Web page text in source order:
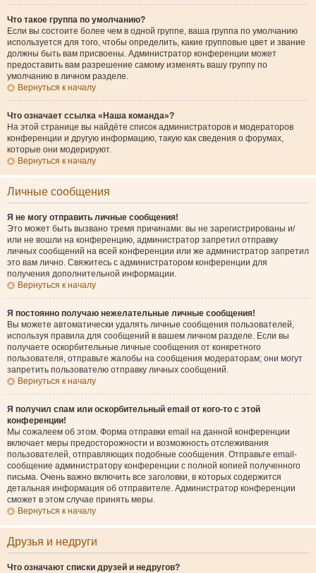
Что такое группа по умолчанию?
Если вы состоите более чем в одной группе, ваша группа по умолчанию
используется для того, чтобы определить, какие групповые цвет и звание
должны быть вам присвоены. Администратор конференции может
предоставить вам разрешение самому изменять вашу группу по
умолчанию в личном разделе.
Вернуться к началу
Что означает ссылка «Наша команда»?
На этой странице вы найдёте список администраторов и модераторов
конференции и другую информацию, такую как сведения о форумах,
которые они модерируют.
Вернуться к началу
Личные сообщения
Я не могу отправить личные сообщения!
Это может быть вызвано тремя причинами: вы не зарегистрированы и/
или не вошли на конференцию, администратор запретил отправку
личных сообщений на всей конференции или же администратор запретил
это вам лично. Свяжитесь с администратором конференции для
получения дополнительной информации.
Вернуться к началу
Я постоянно получаю нежелательные личные сообщения!
Вы можете автоматически удалять личные сообщения пользователей,
используя правила для сообщений в вашем личном разделе. Если вы
получаете оскорбительные личные сообщения от конкретного
пользователя, отправьте жалобы на сообщения модераторам; они могут
запретить пользователю отправку личных сообщений.
Вернуться к началу
Я получил спам или оскорбительный email от кого-то с этой
конференции!
Мы сожалеем об этом. Форма отправки email на данной конференции
включает меры предосторожности и возможность отслеживания
пользователей, отправляющих подобные сообщения. Отправьте email-
сообщение администратору конференции с полной копией полученного
письма. Очень важно включить все заголовки, в которых содержится
детальная информация об отправителе. Администратор конференции
сможет в этом случае принять меры.
Вернуться к началу
Друзья и недруги
Что означают списки друзей и недругов?